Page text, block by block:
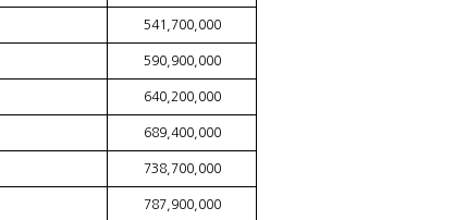
541,700,000
590,900,000
640,200,000
689,400,000
738,700,000
787,900,000